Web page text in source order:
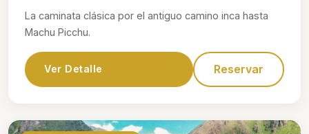
La caminata clásica por el antiguo camino inca hasta
Machu Picchu.
Ver Detalle Reservar